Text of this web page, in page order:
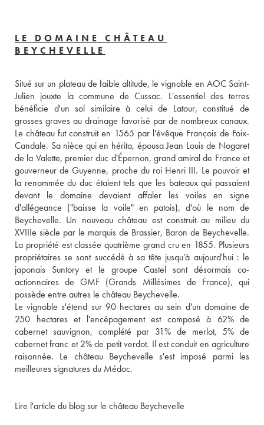
LE DOMAINE CHÂTEAU
BEYCHEVELLE
Situé sur un plateau de faible altitude, le vignoble en AOC Saint-
Julien jouxte la commune de Cussac. L'essentiel des terres
bénéficie d'un sol similaire à celui de Latour, constitué de
grosses graves au drainage favorisé par de nombreux canaux.
Le château fut construit en 1565 par l'évêque François de Foix-
Candale. Sa nièce qui en hérita, épousa Jean Louis de Nogaret
de la Valette, premier duc d'Épernon, grand amiral de France et
gouverneur de Guyenne, proche du roi Henri III. Le pouvoir et
la renommée du duc étaient tels que les bateaux qui passaient
devant le domaine devaient affaler les voiles en signe
d'allégeance ("baisse la voile" en patois), d'où le nom de
Beychevelle. Un nouveau château est construit au milieu du
XVIIIe siècle par le marquis de Brassier, Baron de Beychevelle.
La propriété est classée quatrième grand cru en 1855. Plusieurs
propriétaires se sont succédé à sa tête jusqu'à aujourd'hui : le
japonais Suntory et le groupe Castel sont désormais co-
actionnaires de GMF (Grands Millésimes de France), qui
possède entre autres le château Beychevelle.
Le vignoble s'étend sur 90 hectares au sein d'un domaine de
250 hectares et l'encépagement est composé à 62% de
cabernet sauvignon, complété par 31% de merlot, 5% de
cabernet franc et 2% de petit verdot. Il est conduit en agriculture
raisonnée. Le château Beychevelle s'est imposé parmi les
meilleures signatures du Médoc.
Lire l'article du blog sur le château Beychevelle